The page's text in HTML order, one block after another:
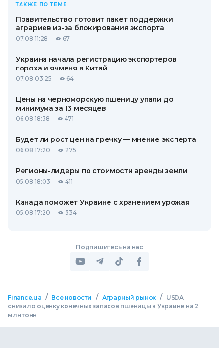
ТАКЖЕ ПО ТЕМЕ
Правительство готовит пакет поддержки
аграриев из-за блокирования экспорта
07.08 11:28 67
Украина начала регистрацию экспортеров
гороха и ячменя в Китай
07.08 03:25 64
Цены на черноморскую пшеницу упали до
минимума за 13 месяцев
06.08 18:38 471
Будет ли рост цен на гречку — мнение эксперта
06.08 17:20 275
Регионы-лидеры по стоимости аренды земли
05.08 18:03 411
Канада поможет Украине с хранением урожая
05.08 17:20 334
Подпишитесь на нас
Finance.ua / Все новости / Аграрный рынок /
USDA
снизило оценку конечных запасов пшеницы в Украине на 2
млн тонн